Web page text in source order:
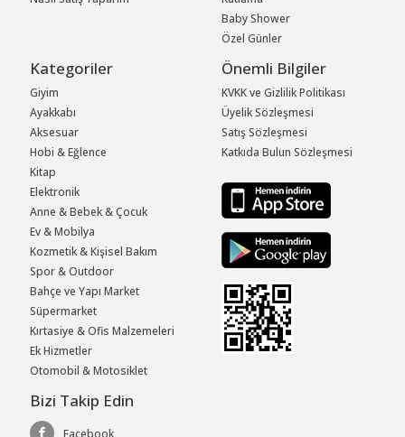
Baby Shower
Özel Günler
Kategoriler
Giyim
Ayakkabı
Aksesuar
Hobi & Eğlence
Kitap
Elektronik
Anne & Bebek & Çocuk
Ev & Mobilya
Kozmetik & Kişisel Bakım
Spor & Outdoor
Bahçe ve Yapı Market
Süpermarket
Kırtasiye & Ofis Malzemeleri
Ek Hizmetler
Otomobil & Motosiklet
Önemli Bilgiler
KVKK ve Gizlilik Politikası
Üyelik Sözleşmesi
Satış Sözleşmesi
Katkıda Bulun Sözleşmesi
Bizi Takip Edin
Facebook